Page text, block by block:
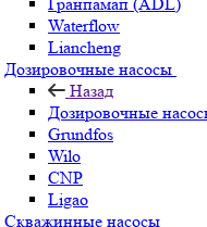
Waterflow
Liancheng
Дозировочные насосы
Назад
Дозировочные
Grundfos
Wilo
CNP
Ligao
Скважинные насосы